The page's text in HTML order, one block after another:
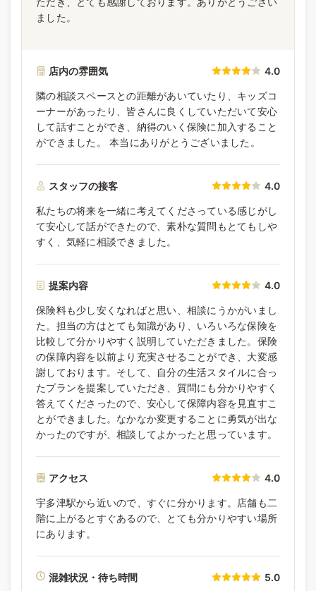
ました。
店内の雰囲気 4.0
隣の相談スペースとの距離があいていたり、キッズコ
ーナーがあったり、皆さんに良くしていただいて安心
して話すことができ、納得のいく保険に加入すること
ができました。 本当にありがとうございました。
スタッフの接客 4.0
私たちの将来を一緒に考えてくださっている感じがし
て安心して話ができたので、素朴な質問もとてもしや
すく、気軽に相談できました。
提案内容 4.0
保険料も少し安くなればと思い、相談にうかがいまし
た。担当の方はとても知識があり、いろいろな保険を
比較して分かりやすく説明していただきました。保険
の保障内容を以前より充実させることができ、大変感
謝しております。そして、自分の生活スタイルに合っ
たプランを提案していただき、質問にも分かりやすく
答えてくださったので、安心して保障内容を見直すこ
とができました。なかなか変更することに勇気が出な
かったのですが、相談してよかったと思っています。
アクセス 4.0
宇多津駅から近いので、すぐに分かります。店舗も二
階に上がるとすぐあるので、とても分かりやすい場所
にあります。
混雑状況・待ち時間 5.0